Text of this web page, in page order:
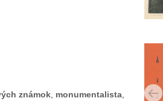
známok, monumentalista,